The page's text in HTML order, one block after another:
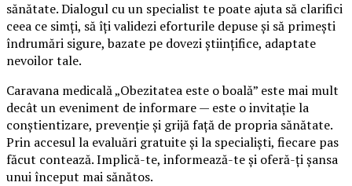
sănătate. Dialogul cu un specialist te poate ajuta să clarifici
ceea ce simți, să îți validezi eforturile depuse și să primești
îndrumări sigure, bazate pe dovezi științifice, adaptate
nevoilor tale.
Caravana medicală „Obezitatea este o boală” este mai mult
decât un eveniment de informare — este o invitație la
conștientizare, prevenție și grijă față de propria sănătate.
Prin accesul la evaluări gratuite și la specialiști, fiecare pas
făcut contează. Implică-te, informează-te și oferă-ți șansa
unui început mai sănătos.